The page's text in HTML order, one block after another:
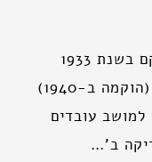
ולמי שלא ידע: מושב חירות שהוקם בשנת 1933
מבוגר יותר מכפר יונה ב-7 שנים (הוקמה ב-1940)
למושב עובדים
ב'…